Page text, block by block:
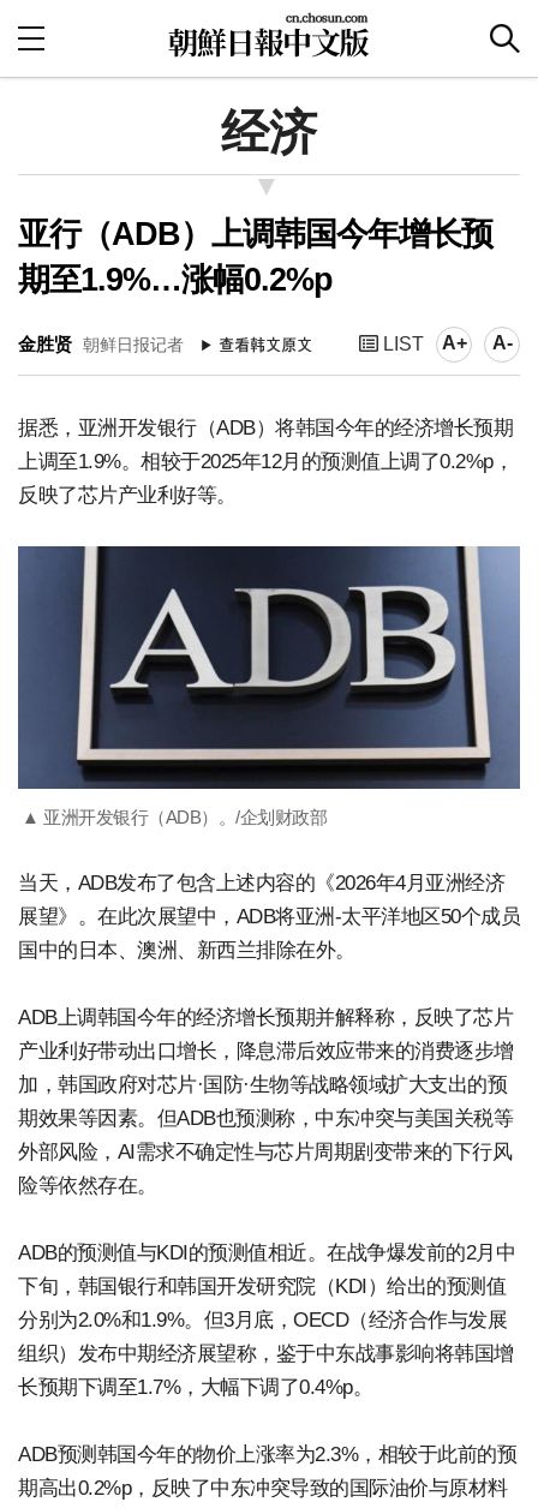
经济
亚行（ADB）上调韩国今年增长预
期至1.9%…涨幅0.2%p
金胜贤 朝鲜日报记者 LIST A+ A-
据悉，亚洲开发银行（ADB）将韩国今年的经济增长预期
上调至1.9%。相较于2025年12月的预测值上调了0.2%p，
反映了芯片产业利好等。
▲ 亚洲开发银行（ADB）。/企划财政部
当天，ADB发布了包含上述内容的《2026年4月亚洲经济
展望》。在此次展望中，ADB将亚洲-太平洋地区50个成员
国中的日本、澳洲、新西兰排除在外。
ADB上调韩国今年的经济增长预期并解释称，反映了芯片
产业利好带动出口增长，降息滞后效应带来的消费逐步增
加，韩国政府对芯片·国防·生物等战略领域扩大支出的预
期效果等因素。但ADB也预测称，中东冲突与美国关税等
外部风险，AI需求不确定性与芯片周期剧变带来的下行风
险等依然存在。
ADB的预测值与KDI的预测值相近。在战争爆发前的2月中
下旬，韩国银行和韩国开发研究院（KDI）给出的预测值
分别为2.0%和1.9%。但3月底，OECD（经济合作与发展
组织）发布中期经济展望称，鉴于中东战事影响将韩国增
长预期下调至1.7%，大幅下调了0.4%p。
ADB预测韩国今年的物价上涨率为2.3%，相较于此前的预
期高出0.2%p，反映了中东冲突导致的国际油价与原材料